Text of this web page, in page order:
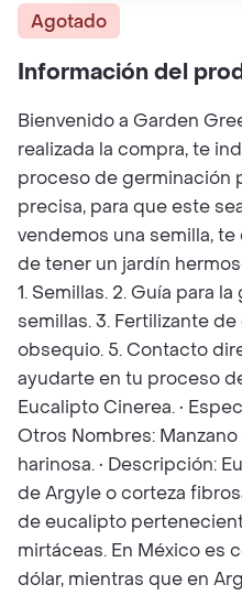
Agotado
Información del
Bienvenido a Garden
realizada la compra, te
proceso de germinación
precisa, para que este
vendemos una semilla,
de tener un jardín
1. Semillas. 2. Guía para
semillas. 3. Fertilizante
obsequio. 5. Contacto
ayudarte en tu proceso
Eucalipto Cinerea. •
Otros Nombres:
harinosa. • Descripción:
de Argyle o corteza
de eucalipto
mirtáceas. En México es
dólar, mientras que en